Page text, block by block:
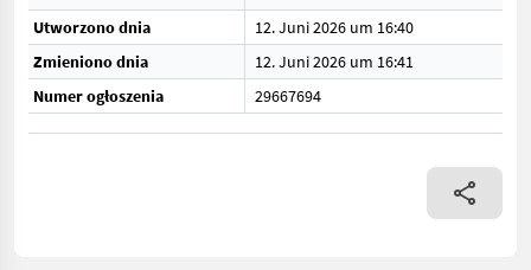
Utworzono dnia
12. Juni 2026 um 16:40
Zmieniono dnia
12. Juni 2026 um 16:41
Numer ogłoszenia
29667694